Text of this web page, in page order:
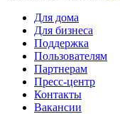
Для дома
Для бизнеса
Поддержка
Пользователям
Партнерам
Пресс-центр
Контакты
Вакансии